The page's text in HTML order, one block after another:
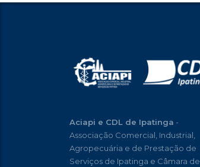
Aciapi e CDL de Ipatinga -
Associação Comercial, Industrial,
Agropecuária e de Prestação de
Serviços de Ipatinga e Câmara de